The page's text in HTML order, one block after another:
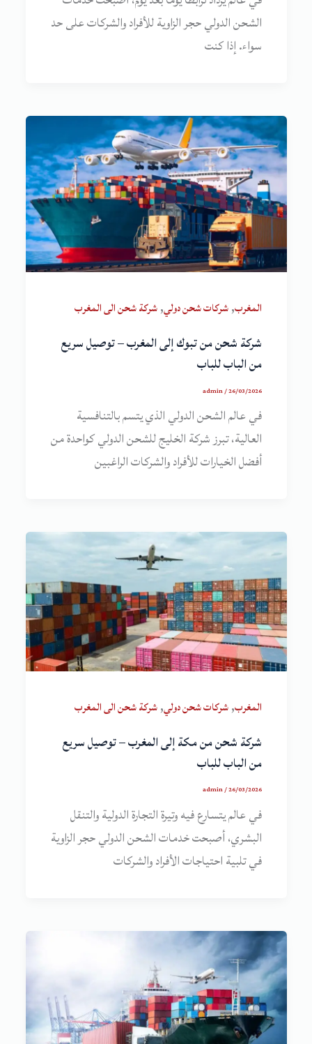
الشحن الدولي حجر الزاوية للأفراد والشركات على حد
سواء. إذا كنت
المغرب,شركات شحن دولي,شركة شحن الى المغرب
شركة شحن من تبوك إلى المغرب – توصيل سريع
من الباب للباب
admin/26/03/2026
في عالم الشحن الدولي الذي يتسم بالتنافسية
العالية، تبرز شركة الخليج للشحن الدولي كواحدة من
أفضل الخيارات للأفراد والشركات الراغبين
المغرب,شركات شحن دولي,شركة شحن الى المغرب
شركة شحن من مكة إلى المغرب – توصيل سريع
من الباب للباب
admin/26/03/2026
في عالم يتسارع فيه وتيرة التجارة الدولية والتنقل
البشري، أصبحت خدمات الشحن الدولي حجر الزاوية
في تلبية احتياجات الأفراد والشركات